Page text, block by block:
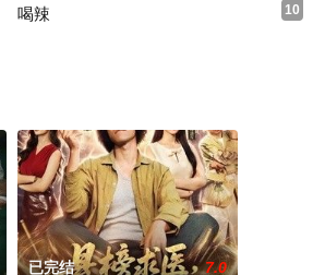
喝辣
已完结 7.0
10